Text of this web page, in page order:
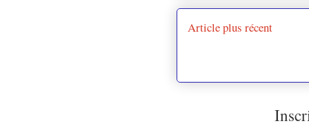
Article plus récent